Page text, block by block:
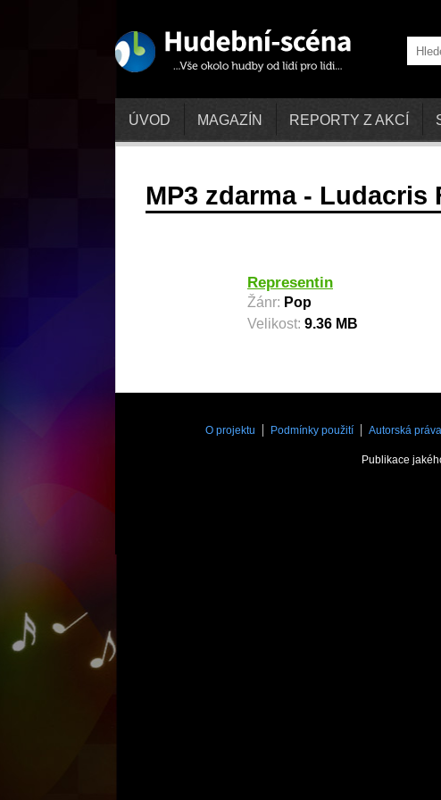
ÚVOD MAGAZÍN REPORTY Z AKCÍ
MP3 zdarma - Ludacris
Representin
Žánr: Pop
Velikost: 9.36 MB
O projektu Podmínky použití Autorská práva
Publikace